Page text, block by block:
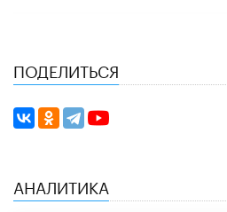
ПОДЕЛИТЬСЯ
АНАЛИТИКА